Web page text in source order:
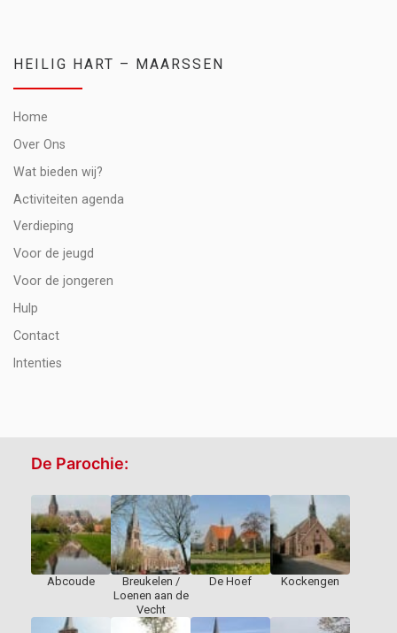
HEILIG HART – MAARSSEN
Home
Over Ons
Wat bieden wij?
Activiteiten agenda
Verdieping
Voor de jeugd
Voor de jongeren
Hulp
Contact
Intenties
De Parochie:
Abcoude
Breukelen /
Loenen aan de
Vecht
De Hoef Kockengen